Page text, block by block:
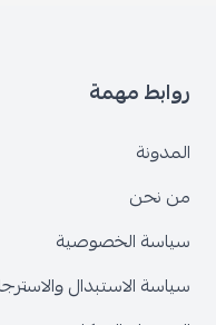
روابط مهمة
المدونة
من نحن
سياسة الخصوصية
سياسة الاستبدال